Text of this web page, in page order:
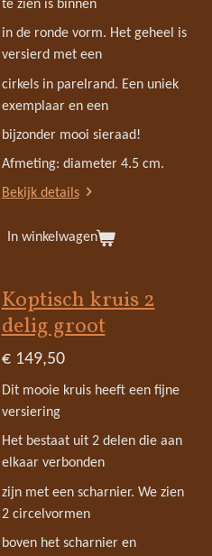
te zien is binnen
in de ronde vorm. Het geheel is
versierd met een
cirkels in parelrand. Een uniek
exemplaar en een
bijzonder mooi sieraad!
Afmeting: diameter 4.5 cm.
Bekijk details
In winkelwagen
Koptisch kruis 2
delig groot
€ 149,50
Dit mooie kruis heeft een fijne
versiering
Het bestaat uit 2 delen die aan
elkaar verbonden
zijn met een scharnier. We zien
2 circelvormen
boven het scharnier en